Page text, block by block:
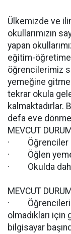
Ülkemizde ve
okullarımızın
yapan
eğitim-
öğrencilerimiz
yemeğine
tekrar okula
kalmaktadırlar.
defa eve
MEVCUT
· Öğrenciler
· Öğlen
· Okulda
MEVCUT
·
olmadıkları
bilgisayar